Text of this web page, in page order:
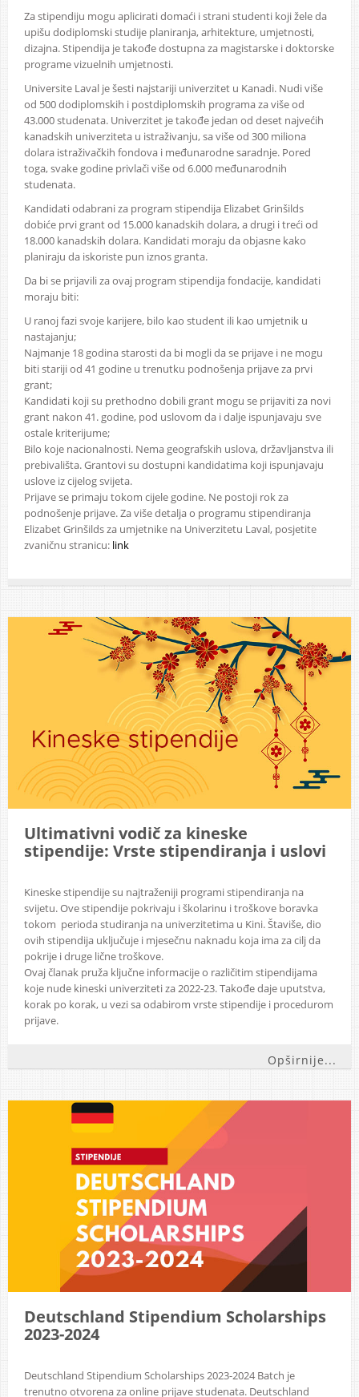
Za stipendiju mogu aplicirati domaći i strani studenti koji žele da
upišu dodiplomski studije planiranja, arhitekture, umjetnosti,
dizajna. Stipendija je takođe dostupna za magistarske i doktorske
programe vizuelnih umjetnosti.
Universite Laval je šesti najstariji univerzitet u Kanadi. Nudi više
od 500 dodiplomskih i postdiplomskih programa za više od
43.000 studenata. Univerzitet je takođe jedan od deset najvećih
kanadskih univerziteta u istraživanju, sa više od 300 miliona
dolara istraživačkih fondova i međunarodne saradnje. Pored
toga, svake godine privlači više od 6.000 međunarodnih
studenata.
Kandidati odabrani za program stipendija Elizabet Grinšilds
dobiće prvi grant od 15.000 kanadskih dolara, a drugi i treći od
18.000 kanadskih dolara. Kandidati moraju da objasne kako
planiraju da iskoriste pun iznos granta.
Da bi se prijavili za ovaj program stipendija fondacije, kandidati
moraju biti:
U ranoj fazi svoje karijere, bilo kao student ili kao umjetnik u
nastajanju;
Najmanje 18 godina starosti da bi mogli da se prijave i ne mogu
biti stariji od 41 godine u trenutku podnošenja prijave za prvi
grant;
Kandidati koji su prethodno dobili grant mogu se prijaviti za novi
grant nakon 41. godine, pod uslovom da i dalje ispunjavaju sve
ostale kriterijume;
Bilo koje nacionalnosti. Nema geografskih uslova, državljanstva ili
prebivališta. Grantovi su dostupni kandidatima koji ispunjavaju
uslove iz cijelog svijeta.
Prijave se primaju tokom cijele godine. Ne postoji rok za
podnošenje prijave. Za više detalja o programu stipendiranja
Elizabet Grinšilds za umjetnike na Univerzitetu Laval, posjetite
zvaničnu stranicu: link
Ultimativni vodič za kineske
stipendije: Vrste stipendiranja i uslovi
Kineske stipendije su najtraženiji programi stipendiranja na
svijetu. Ove stipendije pokrivaju i školarinu i troškove boravka
tokom perioda studiranja na univerzitetima u Kini. Štaviše, dio
ovih stipendija uključuje i mjesečnu naknadu koja ima za cilj da
pokrije i druge lične troškove.
Ovaj članak pruža ključne informacije o različitim stipendijama
koje nude kineski univerziteti za 2022-23. Takođe daje uputstva,
korak po korak, u vezi sa odabirom vrste stipendije i procedurom
prijave.
Opširnije...
Deutschland Stipendium Scholarships
2023-2024
Deutschland Stipendium Scholarships 2023-2024 Batch je
trenutno otvorena za online prijave studenata. Deutschland